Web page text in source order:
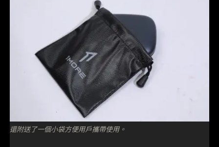
還附送了一個小袋方便用戶攜帶使用。